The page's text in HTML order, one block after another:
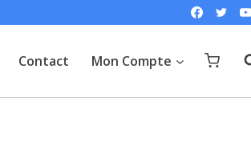
Contact Mon Compte